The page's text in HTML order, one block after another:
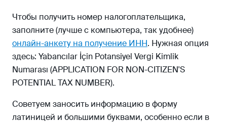
Чтобы получить номер налогоплательщика,
заполните (лучше с компьютера, так удобнее)
онлайн-анкету на получение ИНН. Нужная опция
здесь: Yabancılar İçin Potansiyel Vergi Kimlik
Numarası (APPLICATION FOR NON-CITIZEN'S
POTENTIAL TAX NUMBER).
Советуем заносить информацию в форму
латиницей и большими буквами, особенно если в